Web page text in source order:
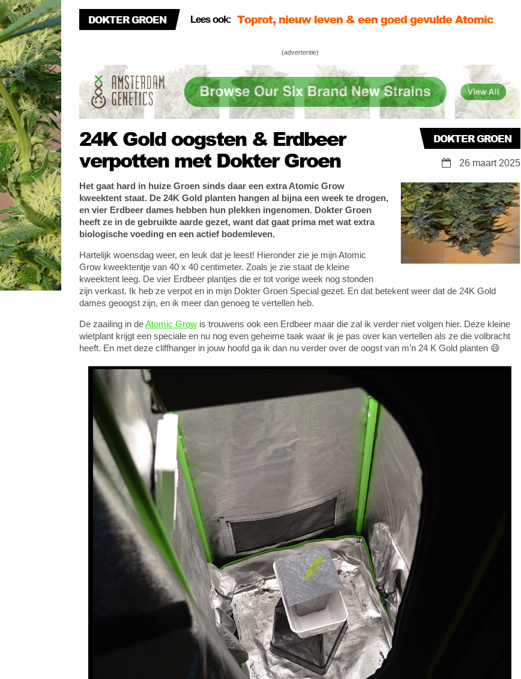
DOKTER GROEN Lees ook: Doe-het-zelf met Erdbeer, 24K Gold en Dokter Groen
Nog één keer 24K Gold kijken, voordat ze om gaan
(advertentie)
24K Gold oogsten & Erdbeer
verpotten met Dokter Groen
DOKTER GROEN
26 maart 2025
Het gaat hard in huize Groen sinds daar een extra Atomic Grow
kweektent staat. De 24K Gold planten hangen al bijna een week te drogen,
en vier Erdbeer dames hebben hun plekken ingenomen. Dokter Groen
heeft ze in de gebruikte aarde gezet, want dat gaat prima met wat extra
biologische voeding en een actief bodemleven.
Hartelijk woensdag weer, en leuk dat je leest! Hieronder zie je mijn Atomic
Grow kweektentje van 40 x 40 centimeter. Zoals je zie staat de kleine
kweektent leeg. De vier Erdbeer plantjes die er tot vorige week nog stonden
zijn verkast. Ik heb ze verpot en in mijn Dokter Groen Special gezet. En dat betekent weer dat de 24K Gold
dames geoogst zijn, en ik meer dan genoeg te vertellen heb.
De zaailing in deAtomic Grow is trouwens ook een Erdbeer maar die zal ik verder niet volgen hier. Deze kleine
wietplant krijgt een speciale en nu nog even geheime taak waar ik je pas over kan vertellen als ze die volbracht
heeft. En met deze cliffhanger in jouw hoofd ga ik dan nu verder over de oogst van m’n 24 K Gold planten 😄